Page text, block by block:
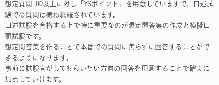
想定質問100以上に対し「YSポイント」を用意していますで、口述試
験での質問は概ね網羅されています。
口述試験を合格する上で特に重要なのが想定問答集の作成と模擬口
頭試験です。
想定問答集を作ることで本番での質問に焦らずに回答することがで
きるようになります。
事前に試験官がしてもらいたい方向の回答を用意することで確実に
加点していけます。